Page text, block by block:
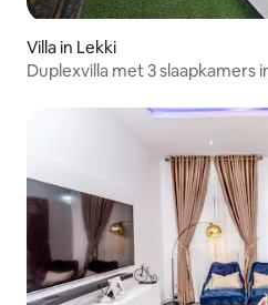
Villa in Lekki
Duplexvilla met 3 slaapkamers